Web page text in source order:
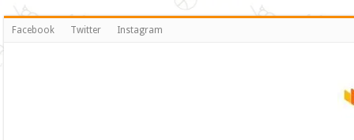
Facebook Twitter Instagram